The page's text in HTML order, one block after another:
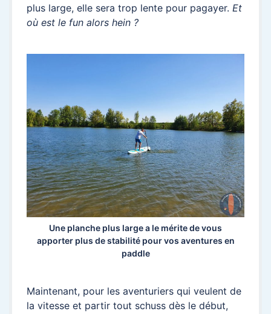
plus large, elle sera trop lente pour pagayer. Et
où est le fun alors hein ?
Une planche plus large a le mérite de vous
apporter plus de stabilité pour vos aventures en
paddle
Maintenant, pour les aventuriers qui veulent de
la vitesse et partir tout schuss dès le début,